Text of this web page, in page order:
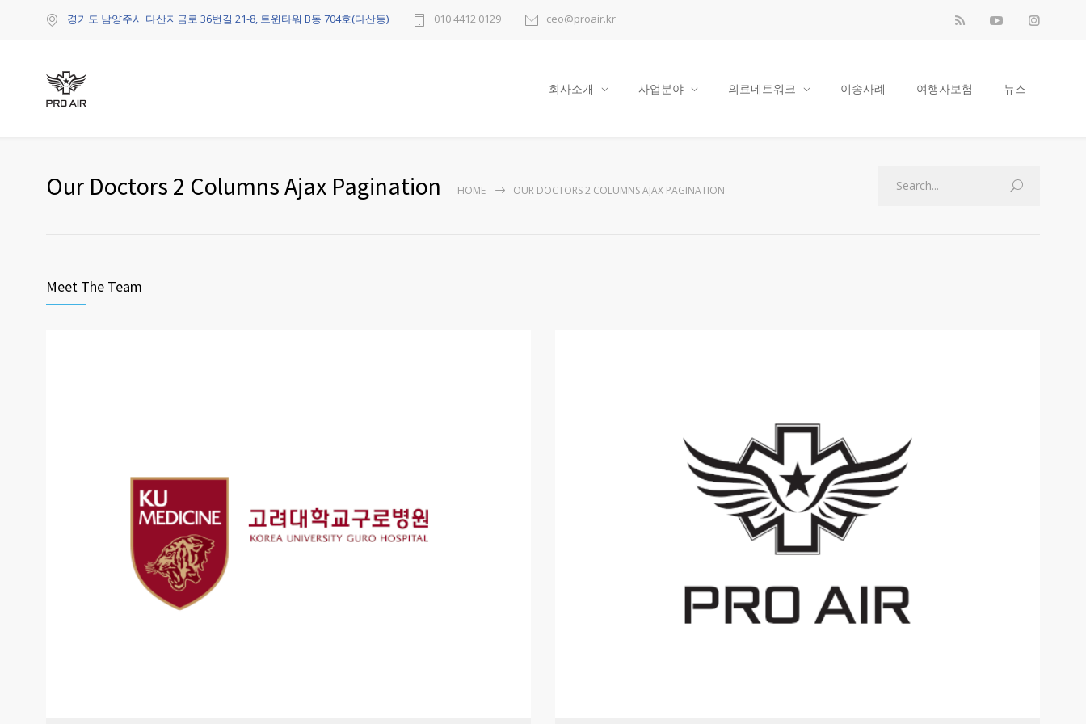
경기도 남양주시 다산지금로 36번길 21-8, 트윈타워 B동 704호(다산동) 010 4412 0129 ceo@proair.kr
회사소개 사업분야 의료네트워크 이송사례 여행자보험 뉴스
Our Doctors 2 Columns Ajax Pagination HOME OUR DOCTORS 2 COLUMNS AJAX PAGINATION
Meet The Team